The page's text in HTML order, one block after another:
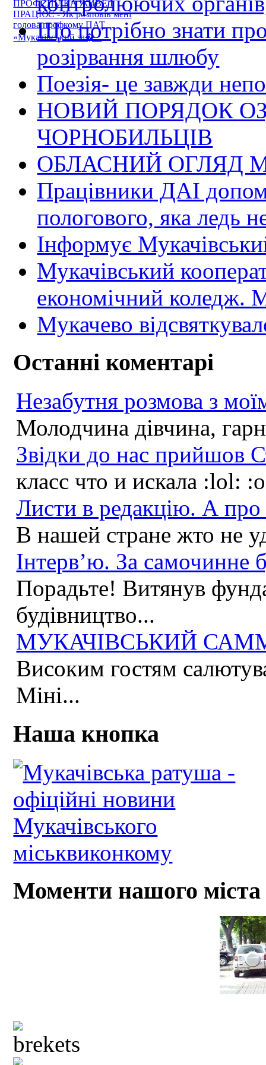
ПРОФСПІЛКА ЖИВЕ І
ПРАЦЮЄ - Як розповів мені
голова профкому ПАТ
«Мукачівський за�...
Що потрібно знати
розірвання шлюбу
Поезія- це завжди
НОВИЙ ПОРЯДОК
ЧОРНОБИЛЬЦІВ
ОБЛАСНИЙ ОГЛЯД
Працівники ДАІ
пологового, яка ледь
Інформує
Мукачівський
економічний
Мукачево
Останні коментарі
Незабутня розмова з
Молодчина дівчина,
Звідки до нас прийшов
класс что и искала :lol:
Листи в редакцію. А
В нашей стране жто не
Інтерв’ю. За самочинне
Порадьте! Витянув
будівництво...
МУКАЧІВСЬКИЙ
Високим гостям
Міні...
Наша кнопка
Моменти нашого міста